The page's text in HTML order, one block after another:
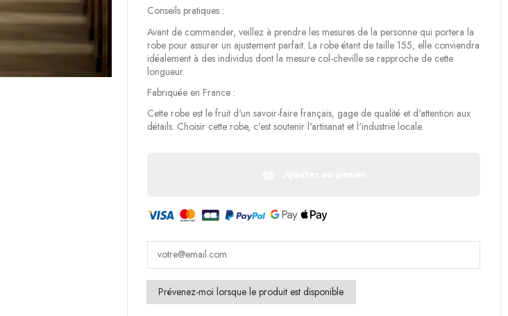
Conseils pratiques :
Avant de commander, veillez à prendre les mesures de la personne qui portera la
robe pour assurer un ajustement parfait. La robe étant de taille 155, elle conviendra
idéalement à des individus dont la mesure col-cheville se rapproche de cette
longueur.
Fabriquée en France :
Cette robe est le fruit d'un savoir-faire français, gage de qualité et d'attention aux
détails. Choisir cette robe, c'est soutenir l'artisanat et l'industrie locale.